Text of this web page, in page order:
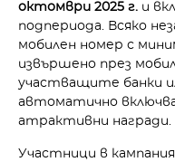
октомври 2025 г. и
подпериода. Всяко
мобилен номер с
извършено през
участващите банки
автоматично
атрактивни награди.
Участници в